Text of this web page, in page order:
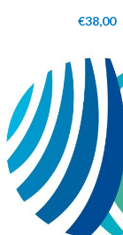
€38,00